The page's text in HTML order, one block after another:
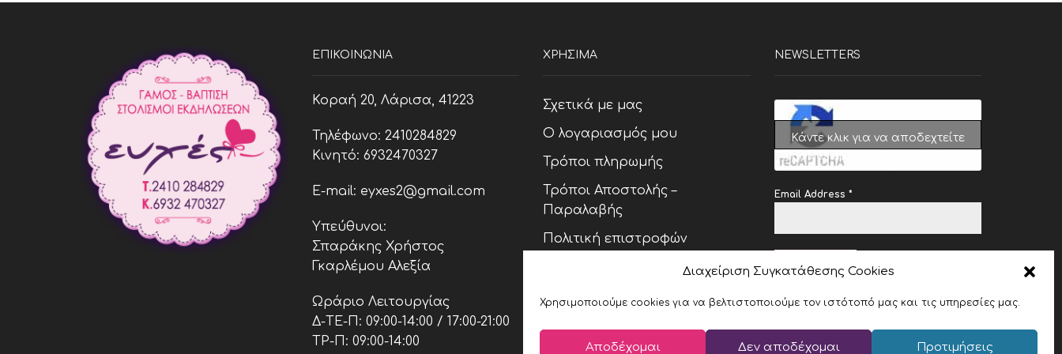
Διαχείριση Συγκατάθεσης Cookies
Χρησιμοποιούμε cookies για να βελτιστοποιούμε τον ιστότοπό μας και τις υπηρεσίες μας.
Αποδέχομαι Δεν αποδέχομαι Προτιμήσεις
ΕΠΙΚΟΙΝΩΝΊΑ
Κοραή 20, Λάρισα, 41223
Τηλέφωνο: 2410284829
Κινητό: 6932470327
E-mail: eyxes2@gmail.com
Υπεύθυνοι:
Σπαράκης Χρήστος
Γκαρλέμου Αλεξία
Ωράριο Λειτουργίας
Δ-ΤΕ-Π: 09:00-14:00 / 17:00-21:00
ΤΡ-Π: 09:00-14:00
ΧΡΗΣΙΜΑ
Σχετικά με μας
Ο λογαριασμός μου
Τρόποι πληρωμής
Τρόποι Αποστολής –
Παραλαβής
Πολιτική επιστροφών
Όροι και Προϋποθέσεις
NEWSLETTERS
Κάντε κλικ για να αποδεχτείτε
cookies εμπορικής προώθησης
και να ενεργοποιήσετε αυτό το
περιεχόμενο
Email Address *
SUBSCRIBE